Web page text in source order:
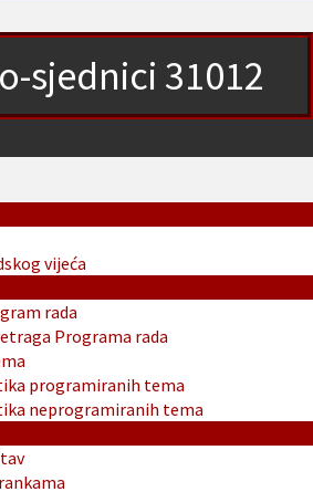
sjednici 31012
vijeća
rada
Programa rada
programiranih tema
neprogramiranih tema